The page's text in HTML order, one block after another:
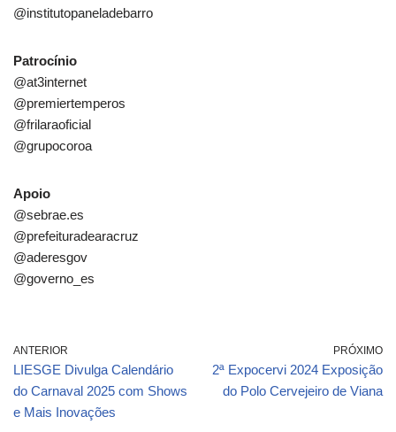
@institutopaneladebarro
Patrocínio
@at3internet
@premiertemperos
@frilaraoficial
@grupocoroa
Apoio
@sebrae.es
@prefeituradearacruz
@aderesgov
@governo_es
ANTERIOR
LIESGE Divulga Calendário
do Carnaval 2025 com Shows
e Mais Inovações
PRÓXIMO
2ª Expocervi 2024 Exposição
do Polo Cervejeiro de Viana